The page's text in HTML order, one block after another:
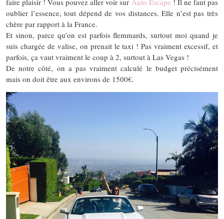
oublier l’essence, tout dépend de vos distances. Elle n’est pas très
chère par rapport à la France.
Et sinon, parce qu’on est parfois flemmards, surtout moi quand je
suis chargée de valise, on prenait le taxi ! Pas vraiment excessif, et
parfois, ça vaut vraiment le coup à 2, surtout à Las Vegas !
De notre côté, on a pas vraiment calculé le budget précisément
mais on doit être aux environs de 1500€.